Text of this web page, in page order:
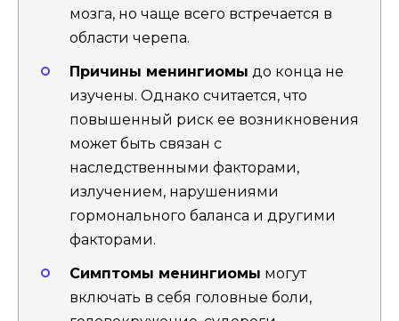
мозга, но чаще всего встречается в
области черепа.
Причины менингиомы до конца не
изучены. Однако считается, что
повышенный риск ее возникновения
может быть связан с
наследственными факторами,
излучением, нарушениями
гормонального баланса и другими
факторами.
Симптомы менингиомы могут
включать в себя головные боли,